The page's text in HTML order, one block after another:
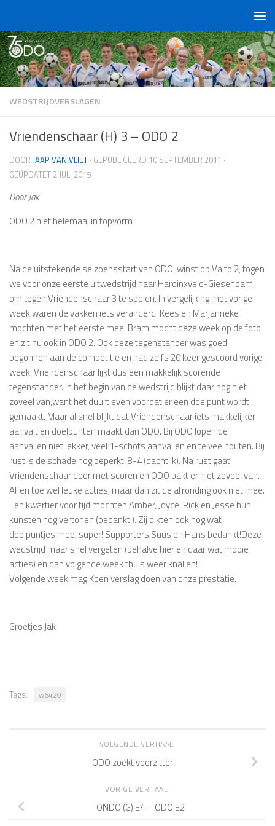
WEDSTRIJDVERSLAGEN
Vriendenschaar (H) 3 – ODO 2
DOOR JAAP VAN VLIET · GEPUBLICEERD 10 SEPTEMBER 2011 ·
GEÜPDATET 2 JULI 2015
Door Jak
ODO 2 niet helemaal in topvorm
Na de uitstekende seizoensstart van ODO, winst op Valto 2, togen
we voor onze eerste uitwedstrijd naar Hardinxveld-Giesendam,
om tegen Vriendenschaar 3 te spelen. In vergelijking met vorige
week waren de vakken iets veranderd. Kees en Marjanneke
mochten met het eerste mee. Bram mocht deze week op de foto
en zit nu ook in ODO 2. Ook deze tegenstander was goed
begonnen aan de competitie en had zelfs 20 keer gescoord vorige
week. Vriendenschaar lijkt dus een makkelijk scorende
tegenstander. In het begin van de wedstrijd blijkt daar nog niet
zoveel van,want het duurt even voordat er een doelpunt wordt
gemaakt. Maar al snel blijkt dat Vriendenschaar iets makkelijker
aanvalt en doelpunten maakt dan ODO. Bij ODO lopen de
aanvallen niet lekker, veel 1-schots aanvallen en te veel fouten. Bij
rust is de schade nog beperkt, 8-4 (dacht ik). Na rust gaat
Vriendenschaar door met scoren en ODO bakt er niet zoveel van.
Af en toe wel leuke acties, maar dan zit de afronding ook niet mee.
Een kwartier voor tijd mochten Amber, Joyce, Rick en Jesse hun
kunsten nog vertonen (bedankt!). Zij pikten ook nog wat
doelpuntjes mee, super! Supporters Suus en Hans bedankt!Deze
wedstrijd maar snel vergeten (behalve hier en daar wat mooie
acties) en dan volgende week thuis weer knallen!
Volgende week mag Koen verslag doen van onze prestatie.
Groetjes Jak
Tags: w6420
VOLGENDE VERHAAL
ODO zoekt voorzitter
VORIGE VERHAAL
ONDO (G) E4 – ODO E2